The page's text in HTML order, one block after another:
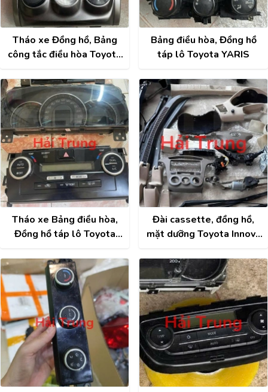
Tháo xe Đồng hồ, Bảng
công tắc điều hòa Toyota
Bảng điều hòa, Đồng hồ
táp lô Toyota YARIS
Tháo xe Bảng điều hòa,
Đồng hồ táp lô Toyota
Đài cassette, đồng hồ,
mặt dưỡng Toyota Innova